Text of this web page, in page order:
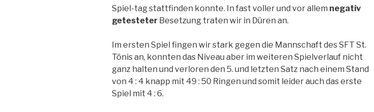
Spiel-tag stattfinden konnte. In fast voller und vor allem negativ
getesteter Besetzung traten wir in Düren an.
Im ersten Spiel fingen wir stark gegen die Mannschaft des SFT St.
Tönis an, konnten das Niveau aber im weiteren Spielverlauf nicht
ganz halten und verloren den 5. und letzten Satz nach einem Stand
von 4 : 4 knapp mit 49 : 50 Ringen und somit leider auch das erste
Spiel mit 4 : 6.